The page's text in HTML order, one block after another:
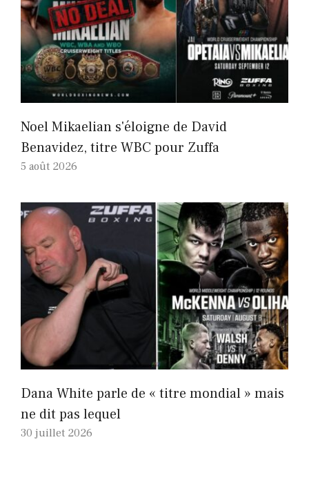
Noel Mikaelian s'éloigne de David
Benavidez, titre WBC pour Zuffa
5 août 2026
Dana White parle de « titre mondial » mais
ne dit pas lequel
30 juillet 2026